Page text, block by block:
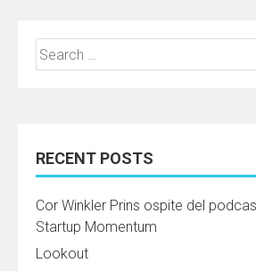
Search
for:
RECENT POSTS
Cor Winkler Prins ospite del
Startup Momentum
Lookout